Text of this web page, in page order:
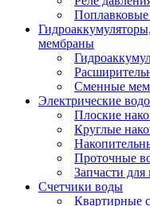
мембраны
Сменные
Электрические
Плоские
Круглые
Проточные
Запчасти для
Счетчики воды
Квартирные